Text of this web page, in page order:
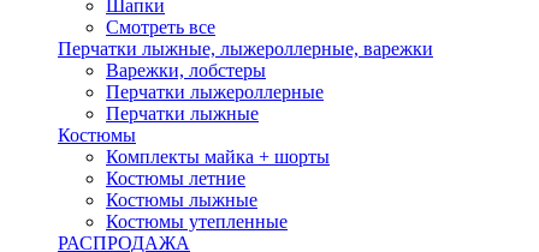
Шапки
Смотреть все
Перчатки лыжные, лыжероллерные, варежки
Варежки, лобстеры
Перчатки лыжероллерные
Перчатки лыжные
Костюмы
Комплекты майка + шорты
Костюмы летние
Костюмы лыжные
Костюмы утепленные
РАСПРОДАЖА